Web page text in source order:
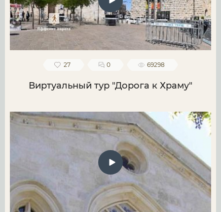
27 0 69298
Виртуальный тур "Дорога к Храму"